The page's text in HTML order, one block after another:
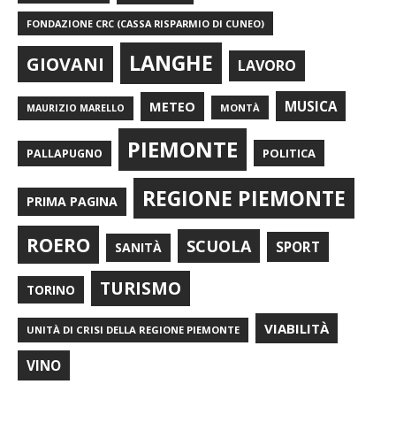
FONDAZIONE CRC (CASSA RISPARMIO DI CUNEO)
GIOVANI LANGHE LAVORO
MAURIZIO MARELLO METEO MONTÀ MUSICA
PALLAPUGNO PIEMONTE POLITICA
PRIMA PAGINA REGIONE PIEMONTE
ROERO SANITÀ SCUOLA SPORT
TORINO TURISMO
UNITÀ DI CRISI DELLA REGIONE PIEMONTE VIABILITÀ
VINO